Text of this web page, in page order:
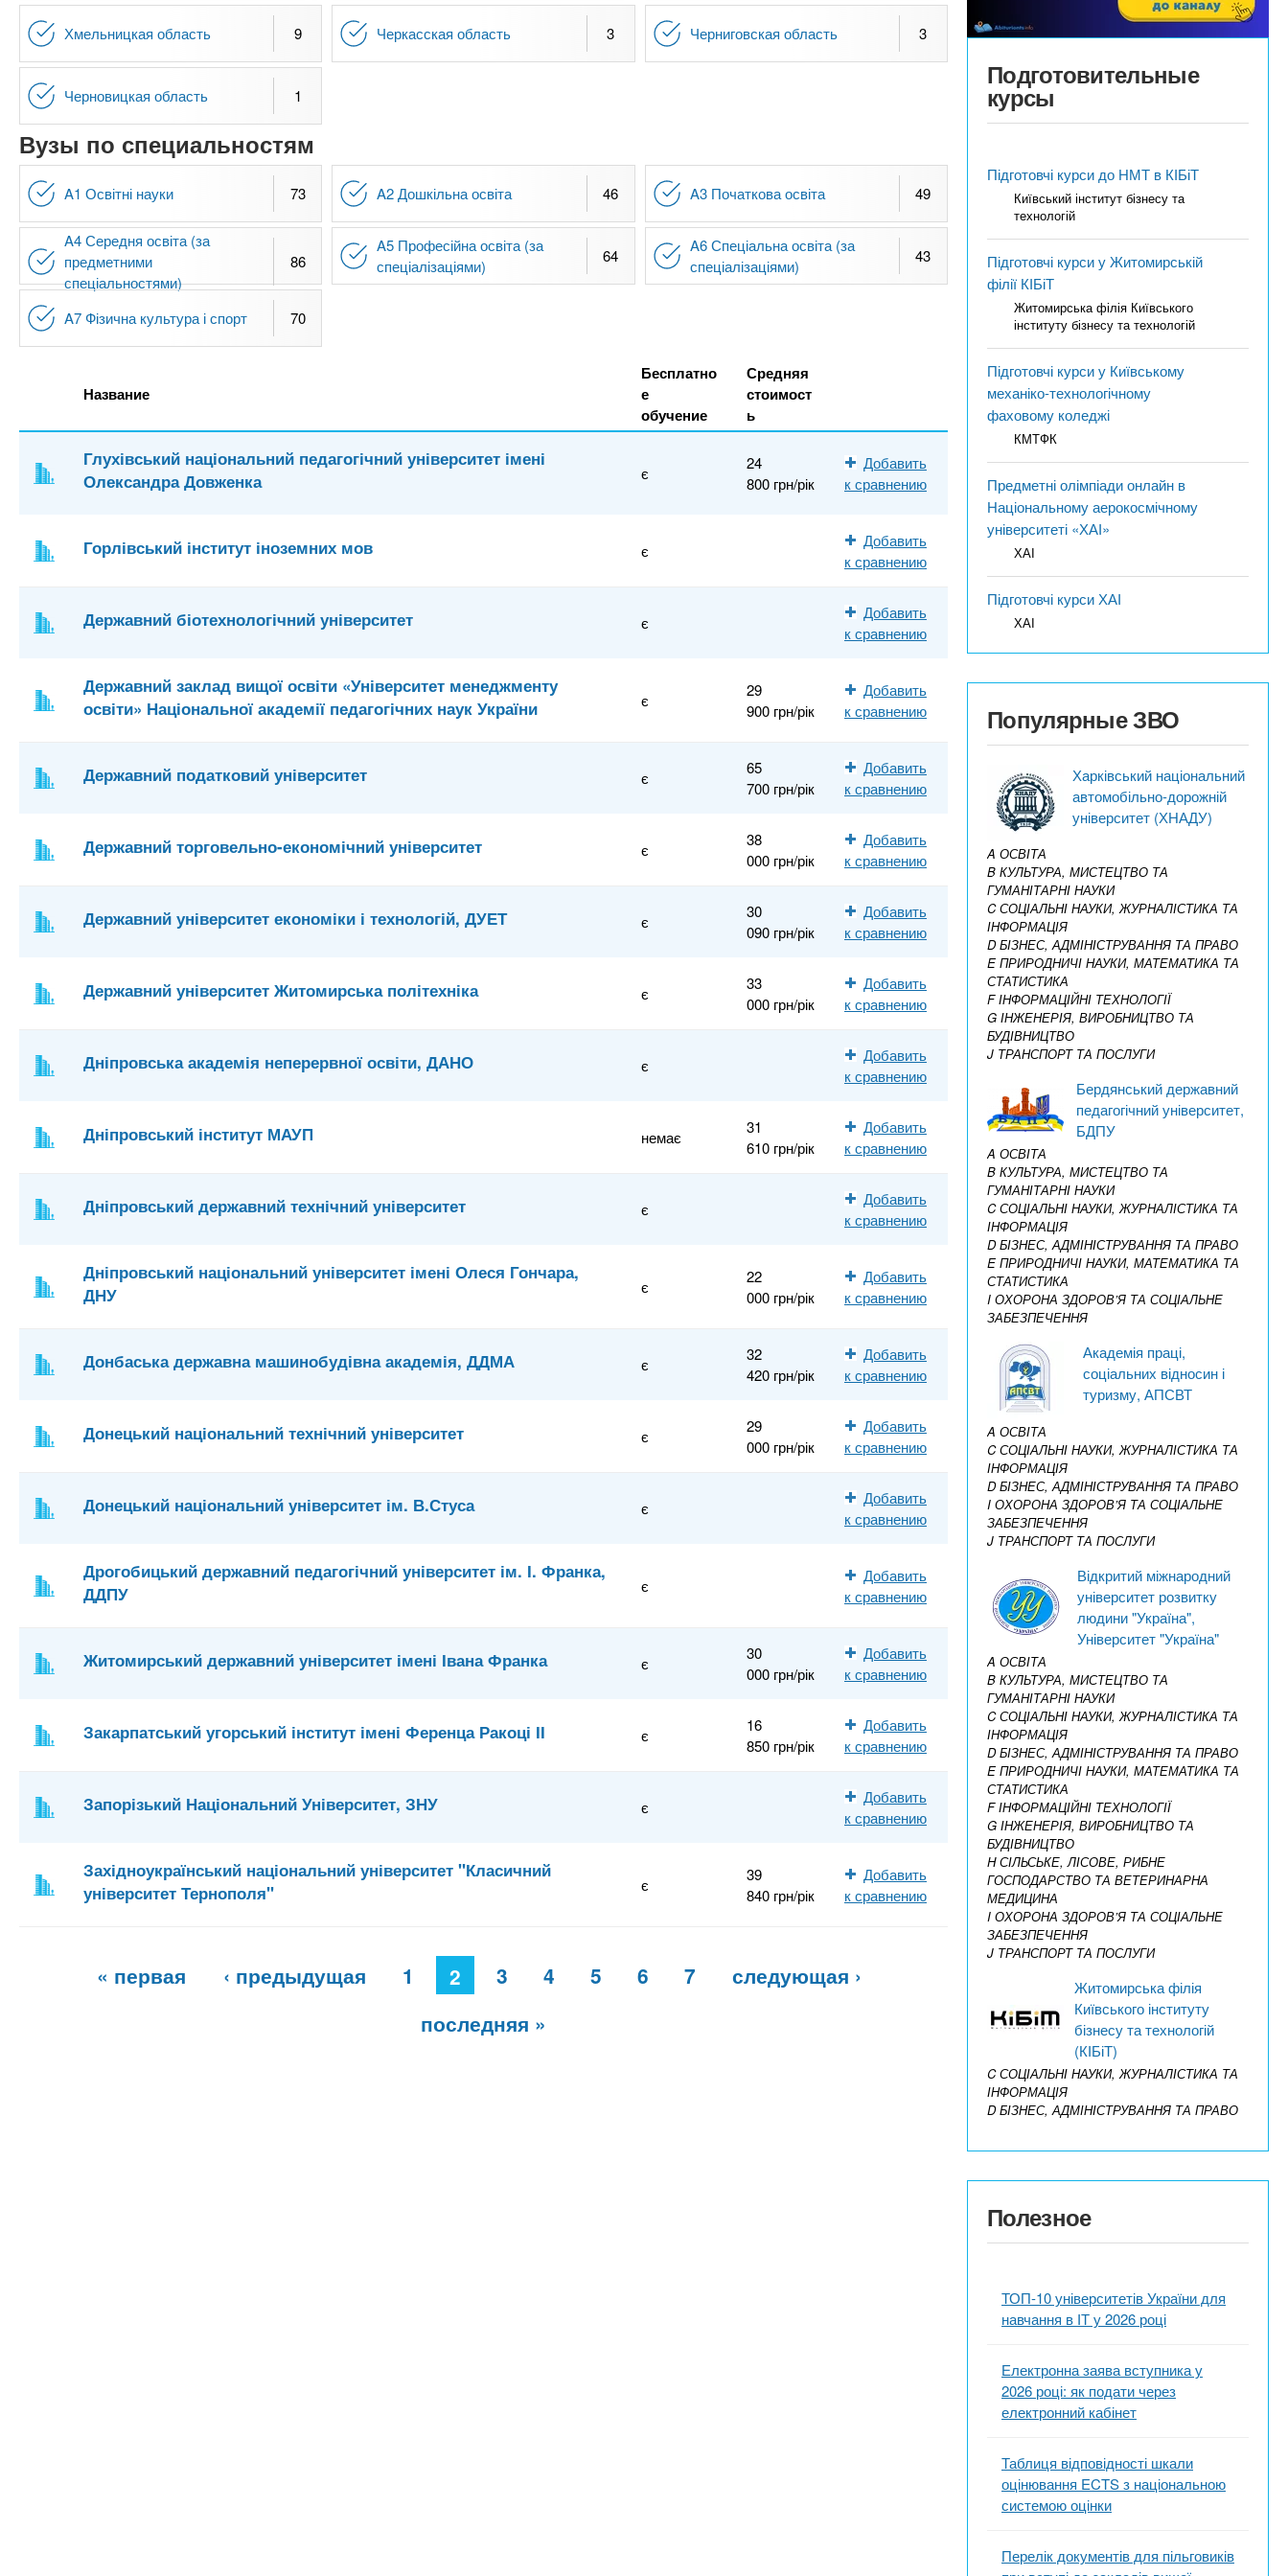
Хмельницкая область 9 Черкасская область 3 Черниговская область 3
Черновицкая область 1
Вузы по специальностям
A1 Освітні науки 73 A2 Дошкільна освіта 46 A3 Початкова освіта 49
A4 Середня освіта (за
предметними
спеціальностями)
86
A5 Професійна освіта (за
спеціалізаціями)
64
A6 Спеціальна освіта (за
спеціалізаціями)
43
A7 Фізична культура і спорт 70
Название
Бесплатно
е
обучение
Средняя
стоимост
ь
Глухівський національний педагогічний університет імені
Олександра Довженка
є
24
800 грн/рік
Добавить
к сравнению
Горлівський інститут іноземних мов є
Добавить
к сравнению
Державний біотехнологічний університет є
Добавить
к сравнению
Державний заклад вищої освіти «Університет менеджменту
освіти» Національної академії педагогічних наук України
є
29
900 грн/рік
Добавить
к сравнению
Державний податковий університет є
65
700 грн/рік
Добавить
к сравнению
Державний торговельно-економічний університет є
38
000 грн/рік
Добавить
к сравнению
Державний університет економіки і технологій, ДУЕТ є
30
090 грн/рік
Добавить
к сравнению
Державний університет Житомирська політехніка є
33
000 грн/рік
Добавить
к сравнению
Дніпровська академія неперервної освіти, ДАНО є
Добавить
к сравнению
Дніпровський інститут МАУП немає
31
610 грн/рік
Добавить
к сравнению
Дніпровський державний технічний університет є
Добавить
к сравнению
Дніпровський національний університет імені Олеся Гончара,
ДНУ
є
22
000 грн/рік
Добавить
к сравнению
Донбаська державна машинобудівна академія, ДДМА є
32
420 грн/рік
Добавить
к сравнению
Донецький національний технічний університет є
29
000 грн/рік
Добавить
к сравнению
Донецький національний університет ім. В.Стуса є
Добавить
к сравнению
Дрогобицький державний педагогічний університет ім. І. Франка,
ДДПУ
є
Добавить
к сравнению
Житомирський державний університет імені Івана Франка є
30
000 грн/рік
Добавить
к сравнению
Закарпатський угорський інститут імені Ференца Ракоці ІІ є
16
850 грн/рік
Добавить
к сравнению
Запорізький Національний Університет, ЗНУ є
Добавить
к сравнению
Західноукраїнський національний університет "Класичний
університет Тернополя"
є
39
840 грн/рік
Добавить
к сравнению
« первая ‹ предыдущая 1 2 3 4 5 6 7
следующая ›
последняя »
Подготовительные
курсы
Підготовчі курси до НМТ в КІБіТ
Київський інститут бізнесу та
технологій
Підготовчі курси у Житомирській
філії КІБіТ
Житомирська філія Київського
інституту бізнесу та технологій
Підготовчі курси у Київському
механіко-технологічному
фаховому коледжі
КМТФК
Предметні олімпіади онлайн в
Національному аерокосмічному
університеті «ХАІ»
ХАІ
Підготовчі курси ХАІ
ХАІ
Популярные ЗВО
Харківський національний
автомобільно-дорожній
університет (ХНАДУ)
A ОСВІТА
B КУЛЬТУРА, МИСТЕЦТВО ТА
ГУМАНІТАРНІ НАУКИ
C СОЦІАЛЬНІ НАУКИ, ЖУРНАЛІСТИКА ТА
ІНФОРМАЦІЯ
D БІЗНЕС, АДМІНІСТРУВАННЯ ТА ПРАВО
E ПРИРОДНИЧІ НАУКИ, МАТЕМАТИКА ТА
СТАТИСТИКА
F ІНФОРМАЦІЙНІ ТЕХНОЛОГІЇ
G ІНЖЕНЕРІЯ, ВИРОБНИЦТВО ТА
БУДІВНИЦТВО
J ТРАНСПОРТ ТА ПОСЛУГИ
Бердянський державний
педагогічний університет,
БДПУ
A ОСВІТА
B КУЛЬТУРА, МИСТЕЦТВО ТА
ГУМАНІТАРНІ НАУКИ
C СОЦІАЛЬНІ НАУКИ, ЖУРНАЛІСТИКА ТА
ІНФОРМАЦІЯ
D БІЗНЕС, АДМІНІСТРУВАННЯ ТА ПРАВО
E ПРИРОДНИЧІ НАУКИ, МАТЕМАТИКА ТА
СТАТИСТИКА
I ОХОРОНА ЗДОРОВ’Я ТА СОЦІАЛЬНЕ
ЗАБЕЗПЕЧЕННЯ
Академія праці,
соціальних відносин і
туризму, АПСВТ
A ОСВІТА
C СОЦІАЛЬНІ НАУКИ, ЖУРНАЛІСТИКА ТА
ІНФОРМАЦІЯ
D БІЗНЕС, АДМІНІСТРУВАННЯ ТА ПРАВО
I ОХОРОНА ЗДОРОВ’Я ТА СОЦІАЛЬНЕ
ЗАБЕЗПЕЧЕННЯ
J ТРАНСПОРТ ТА ПОСЛУГИ
Відкритий міжнародний
університет розвитку
людини "Україна",
Університет "Україна"
A ОСВІТА
B КУЛЬТУРА, МИСТЕЦТВО ТА
ГУМАНІТАРНІ НАУКИ
C СОЦІАЛЬНІ НАУКИ, ЖУРНАЛІСТИКА ТА
ІНФОРМАЦІЯ
D БІЗНЕС, АДМІНІСТРУВАННЯ ТА ПРАВО
E ПРИРОДНИЧІ НАУКИ, МАТЕМАТИКА ТА
СТАТИСТИКА
F ІНФОРМАЦІЙНІ ТЕХНОЛОГІЇ
G ІНЖЕНЕРІЯ, ВИРОБНИЦТВО ТА
БУДІВНИЦТВО
H СІЛЬСЬКЕ, ЛІСОВЕ, РИБНЕ
ГОСПОДАРСТВО ТА ВЕТЕРИНАРНА
МЕДИЦИНА
I ОХОРОНА ЗДОРОВ’Я ТА СОЦІАЛЬНЕ
ЗАБЕЗПЕЧЕННЯ
J ТРАНСПОРТ ТА ПОСЛУГИ
Житомирська філія
Київського інституту
бізнесу та технологій
(КІБіТ)
C СОЦІАЛЬНІ НАУКИ, ЖУРНАЛІСТИКА ТА
ІНФОРМАЦІЯ
D БІЗНЕС, АДМІНІСТРУВАННЯ ТА ПРАВО
Полезное
ТОП-10 університетів України для
навчання в ІТ у 2026 році
Електронна заява вступника у
2026 році: як подати через
електронний кабінет
Таблиця відповідності шкали
оцінювання ECTS з національною
системою оцінки
Перелік документів для пільговиків